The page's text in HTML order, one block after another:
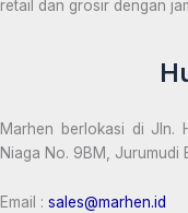
retail dan grosir dengan
Marhen berlokasi di Jln.
Niaga No. 9BM, Jurumudi
Email : sales@marhen.id